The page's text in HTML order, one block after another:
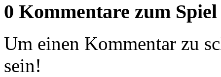
0 Kommentare zum Spiel
Um einen Kommentar zu
sein!